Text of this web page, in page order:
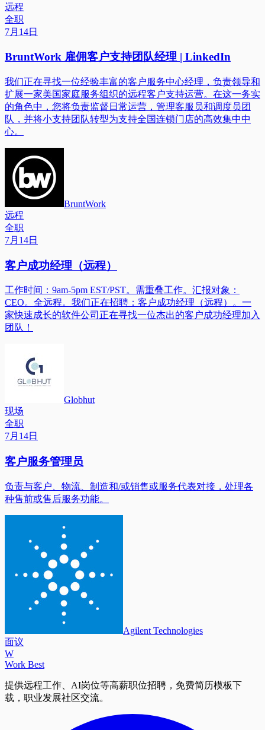
远程
全职
7月14日
BruntWork 雇佣客户支持团队经理 | LinkedIn
我们正在寻找一位经验丰富的客户服务中心经理，负责领导和
扩展一家美国家庭服务组织的远程客户支持运营。在这一务实
的角色中，您将负责监督日常运营，管理客服员和调度员团
队，并将小支持团队转型为支持全国连锁门店的高效集中中
心。
BruntWork
远程
全职
7月14日
客户成功经理（远程）
工作时间：9am-5pm EST/PST。需重叠工作。汇报对象：
CEO。全远程。我们正在招聘：客户成功经理（远程）。一
家快速成长的软件公司正在寻找一位杰出的客户成功经理加入
团队！
Globhut
现场
全职
7月14日
客户服务管理员
负责与客户、物流、制造和/或销售或服务代表对接，处理各
种售前或售后服务功能。
Agilent Technologies
面议
W
Work Best
提供远程工作、AI岗位等高薪职位招聘，免费简历模板下
载，职业发展社区交流。